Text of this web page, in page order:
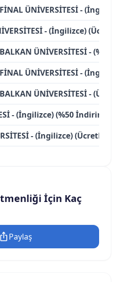
ÜNİVERSİTESİ -
- (İngilizce) (Ücretli)
ÜNİVERSİTESİ - (%25
ÜNİVERSİTESİ -
ÜNİVERSİTESİ - (Ücretli)
- (İngilizce) (%50 İndirimli)
- (İngilizce) (Ücretli)
İçin Kaç
Paylaş